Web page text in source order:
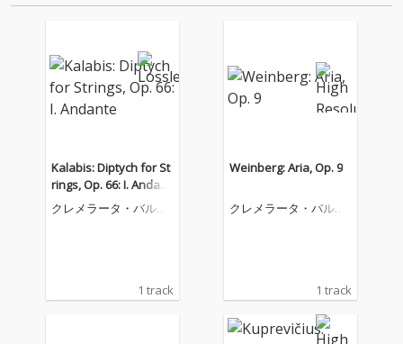
Kalabis: Diptych for St
rings, Op. 66: I. Andant
e
クレメラータ・バルテ
1 track
Weinberg: Aria, Op. 9
クレメラータ・バルテ
1 track